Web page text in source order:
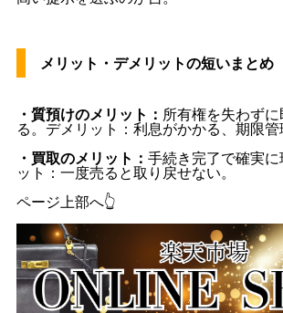
メリット・デメリットの短いまとめ
・質預けのメリット： 所有権を失わず
る。デメリット：利息がかかる、期限管
・買取のメリット： 手続き完了で確実に
ット：一度売ると取り戻せない。
ページ上部へ👆